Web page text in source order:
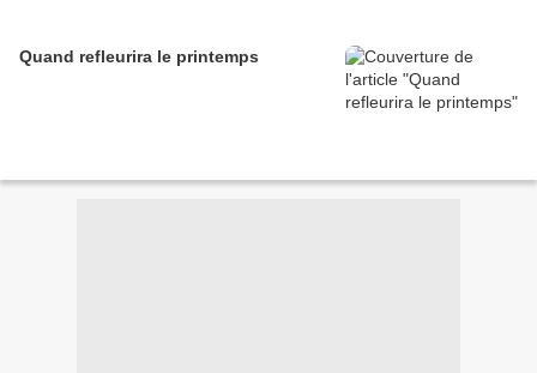
Quand refleurira le printemps